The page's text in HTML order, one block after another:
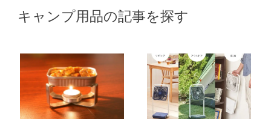
キャンプ用品の記事を探す